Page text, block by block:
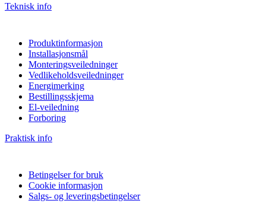
Teknisk info
Produktinformasjon
Installasjonsmål
Monteringsveiledninger
Vedlikeholdsveiledninger
Energimerking
Bestillingsskjema
El-veiledning
Forboring
Praktisk info
Betingelser for bruk
Cookie informasjon
Salgs- og leveringsbetingelser